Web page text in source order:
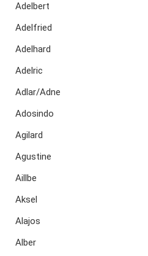
Adelbert
Adelfried
Adelhard
Adelric
Adlar/Adne
Adosindo
Agilard
Agustine
Aillbe
Aksel
Alajos
Alber